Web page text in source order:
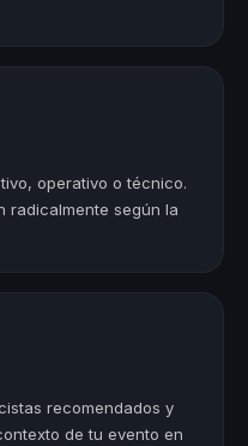
operativo o técnico.
radicalmente según la
recomendados y
de tu evento en